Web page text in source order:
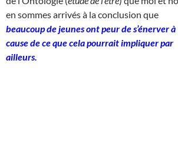
en sommes arrivés à la conclusion que
beaucoup de jeunes ont peur de s’énerver à
cause de ce que cela pourrait impliquer par
ailleurs.